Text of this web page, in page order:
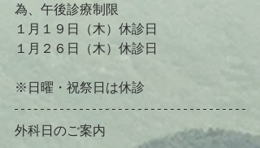
為、午後診療制限
１月１９日（木）休診日
１月２６日（木）休診日
※日曜・祝祭日は休診
外科日のご案内